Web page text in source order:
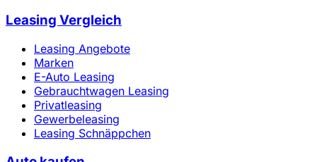
Leasing Vergleich
Leasing Angebote
Marken
E-Auto Leasing
Gebrauchtwagen Leasing
Privatleasing
Gewerbeleasing
Leasing Schnäppchen